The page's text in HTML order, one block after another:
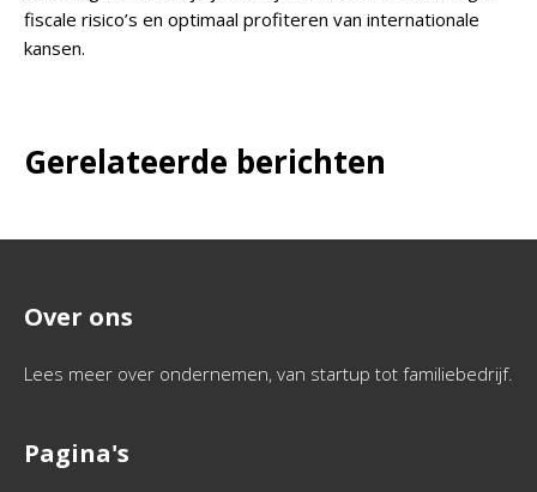
fiscale risico’s en optimaal profiteren van internationale
kansen.
Gerelateerde berichten
Over ons
Lees meer over ondernemen, van startup tot familiebedrijf.
Pagina's